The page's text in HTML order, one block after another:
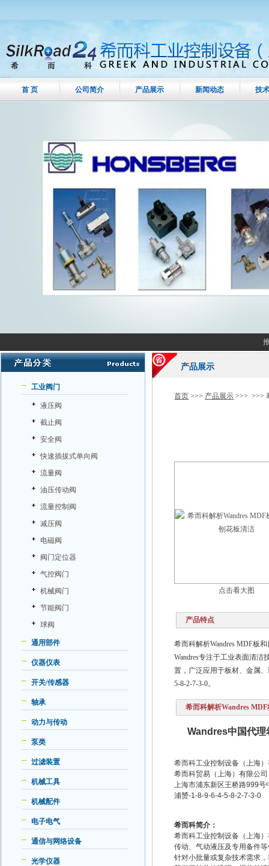
首 页 公司简介 产品展示 新闻动态 技
工业阀门
液压阀
截止阀
安全阀
快速插拔式单向阀
流量阀
油压传动阀
流量控制阀
减压阀
电磁阀
阀门定位器
气控阀门
机械阀门
节能阀门
球阀
通用部件
仪器仪表
开关/传感器
轴承
动力与传动
泵类
过滤装置
机械工具
机械配件
电子电气
通信与网络设备
光学仪器
产品展示
首页 >>> 产品展示 >>> >>>
点击看大图
产品特点
希而科解析Wandres MDF板
Wandres专注于工业表面清
置，广泛应用于板材、金属
5-8-2-7-3-0。
希而科解析Wandres
Wandres中国代理
希而科工业控制设备（上海
希而科贸易（上海）有限公司
上海市浦东新区王桥路999号
浦赟-1-8-9-6-4-5-8-2-7-3-0
希而科简介：
希而科工业控制设备（上海
传动、气动液压及专用备件
针对小批量或复杂技术需求